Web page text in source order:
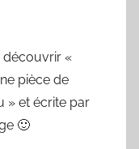
découvrir «
pièce de
» et écrite par
🙂